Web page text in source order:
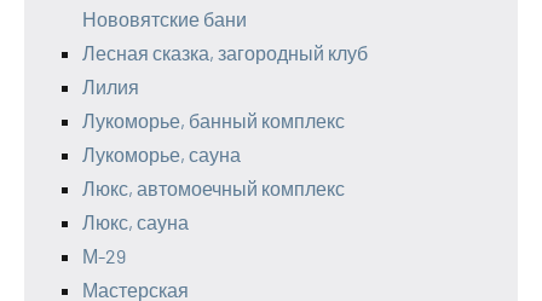
Нововятские бани
Лесная сказка, загородный клуб
Лилия
Лукоморье, банный комплекс
Лукоморье, сауна
Люкс, автомоечный комплекс
Люкс, сауна
М-29
Мастерская